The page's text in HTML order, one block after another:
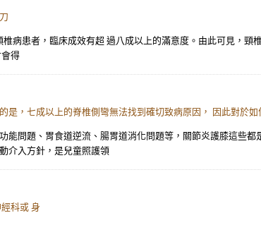
病患者，臨床成效有超 過八成以上的滿意度。由此可見，頸
得
是，七成以上的脊椎側彎無法找到確切致病原因， 因此對於如
能問題、胃食道逆流、腸胃道消化問題等，關節炎護膝這些
介入方針，是兒童照護領
科或 身